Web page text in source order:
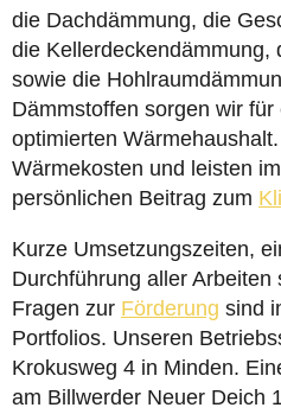
die Dachdämmung, die
die Kellerdeckendämmung,
sowie die
Dämmstoffen sorgen wir für
optimierten
Wärmekosten und leisten
persönlichen Beitrag zum
Kurze Umsetzungszeiten,
Durchführung aller Arbeiten
Fragen zur Förderung sind
Portfolios. Unseren
Krokusweg 4 in Minden.
am Billwerder Neuer Deich